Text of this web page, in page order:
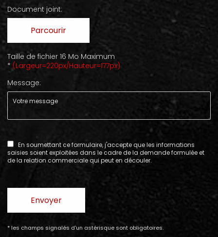
Document joint:
Parcourir
Taille de fichier 16 Mo Maximum
* (Largeur=220px/Hauteur=177px)
Message:
En soumettant ce formulaire, j'accepte que les informations
saisies soient exploitées dans le cadre de la demande formulée et
de la relation commerciale qui peut en découler.
* les champs signalés d'un astérisque sont obligatoires.